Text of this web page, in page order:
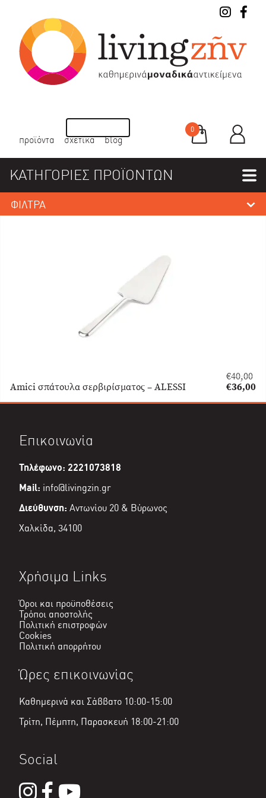
προϊόντα σχετικά blog
0
ΚΑΤΗΓΟΡΙΕΣ ΠΡΟΪΟΝΤΩΝ
ΦΙΛΤΡΑ
Amici σπάτουλα σερβιρίσματος – ALESSI
€40,00
Original
was:
€36,00
τρέχουσα
Επικοινωνία
Τηλέφωνο: 2221073818
Mail: info@livingzin.gr
Διεύθυνση: Αντωνίου 20 & Βύρωνος
Χαλκίδα, 34100
Χρήσιμα Links
Όροι και προϋποθέσεις
Τρόποι αποστολής
Πολιτική επιστροφών
Cookies
Πολιτική απορρήτου
Ώρες επικοινωνίας
Καθημερινά και Σάββατο 10:00-15:00
Τρίτη, Πέμπτη, Παρασκευή 18:00-21:00
Social